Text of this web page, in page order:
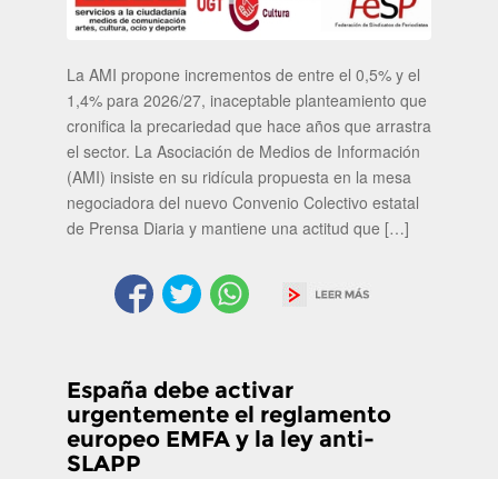
La AMI propone incrementos de entre el 0,5% y el
1,4% para 2026/27, inaceptable planteamiento que
cronifica la precariedad que hace años que arrastra
el sector. La Asociación de Medios de Información
(AMI) insiste en su ridícula propuesta en la mesa
negociadora del nuevo Convenio Colectivo estatal
de Prensa Diaria y mantiene una actitud que […]
España debe activar
urgentemente el reglamento
europeo EMFA y la ley anti-
SLAPP